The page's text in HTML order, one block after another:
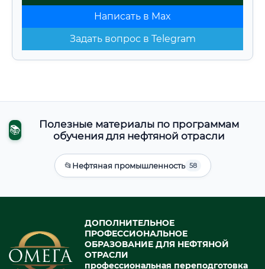
Написать в Max
Задать вопрос в Telegram
📚
Полезные материалы по программам
обучения для нефтяной отрасли
📂Нефтяная промышленность 58
ДОПОЛНИТЕЛЬНОЕ
ПРОФЕССИОНАЛЬНОЕ
ОБРАЗОВАНИЕ ДЛЯ НЕФТЯНОЙ
ОТРАСЛИ
профессиональная переподготовка